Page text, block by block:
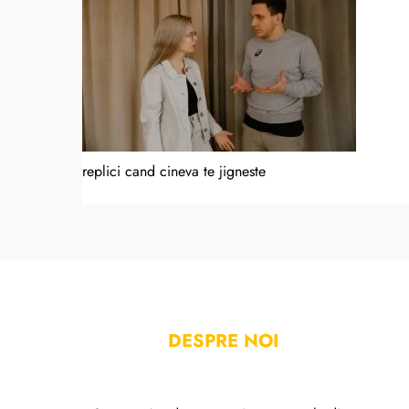
replici cand cineva te jigneste
DESPRE NOI